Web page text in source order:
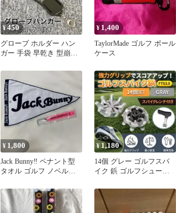
¥450
グローブ ホルダー ハン
ガー 手袋 早乾き 型崩れ
黒色
¥ 1,400
TaylorMade ゴルフ ボール
ケース
¥ 1,800
Jack Bunny‼︎ ペナント型
タオル ゴルフ ノベルテ
¥ 1,180
14個 グレー ゴルフスパ
イク 鋲 ゴルフシューズ